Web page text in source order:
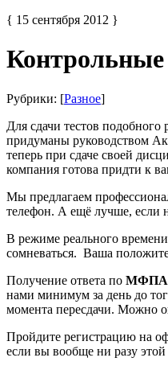
{ 15 сентября 2012 }
Рубрики: [Разное]
Для сдачи тестов
придуманы руководством
теперь при сдаче своей
компания готова придти к
Мы предлагаем
телефон. А ещё лучше, если
В режиме реального
сомневаться. Ваша
Получение ответа по МФПА
нами минимум за день до
момента пересдачи. Можно
Пройдите регистрацию на
если вы вообще ни разу